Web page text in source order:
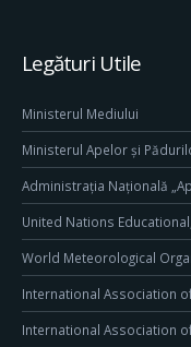
Legături Utile
Ministerul Mediului
Ministerul Apelor și
Administrația Națională
United Nations
World Meteorological
International Association
International Association